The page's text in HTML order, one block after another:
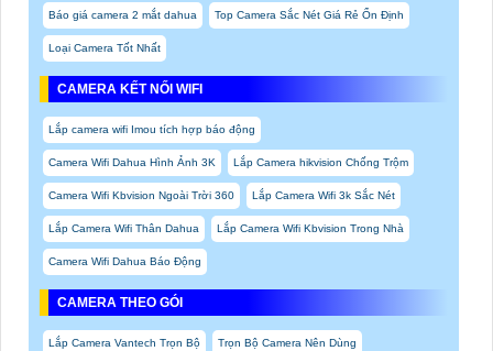
Báo giá camera 2 mắt dahua Top Camera Sắc Nét Giá Rẻ Ổn Định
Loại Camera Tốt Nhất
CAMERA KẾT NỐI WIFI
Lắp camera wifi Imou tích hợp báo động
Camera Wifi Dahua Hình Ảnh 3K Lắp Camera hikvision Chống Trộm
Camera Wifi Kbvision Ngoài Trời 360 Lắp Camera Wifi 3k Sắc Nét
Lắp Camera Wifi Thân Dahua Lắp Camera Wifi Kbvision Trong Nhà
Camera Wifi Dahua Báo Động
CAMERA THEO GÓI
Lắp Camera Vantech Trọn Bộ Trọn Bộ Camera Nên Dùng